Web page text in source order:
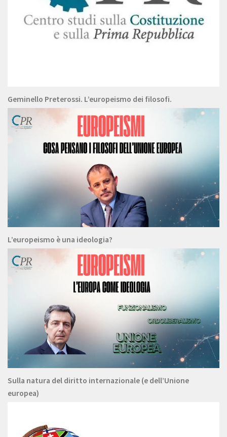
Geminello Preterossi. L’europeismo dei filosofi.
L’europeismo è una ideologia?
Sulla natura del diritto internazionale (e dell’Unione
europea)